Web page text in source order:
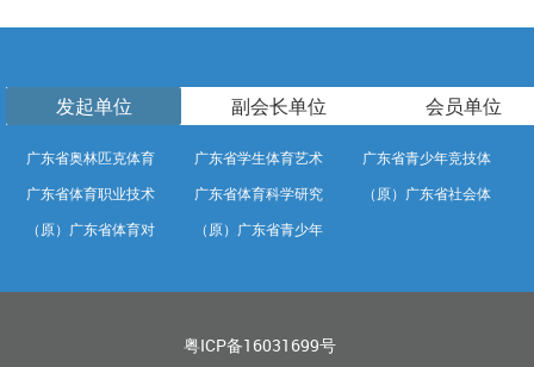
发起单位 副会长单位 会员单位
广东省奥林匹克体育
中心
广东省学生体育艺术
联合会
广东省青少年竞技体
育学校
广东省体育职业技术
学院
广东省体育科学研究
（原）广东省社会体
（原）广东省体育对
（原）广东省青少年
粤ICP备16031699号